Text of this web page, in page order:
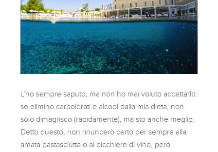
L’ho sempre saputo, ma non ho mai voluto accettarlo:
se elimino carboidrati e alcool dalla mia dieta, non
solo dimagrisco (rapidamente), ma sto anche meglio.
Detto questo, non rinuncerò certo per sempre alla
amata pastasciutta o al bicchiere di vino, però